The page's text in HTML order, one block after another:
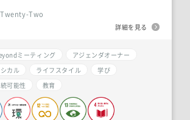
Two
詳細を見る
ミーティング
アジェンダオーナー
カル
ライフスタイル
学び
可能性
教育